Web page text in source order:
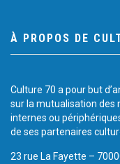
À PROPOS DE
Culture 70 a pour but
sur la mutualisation des
internes ou
de ses partenaires
23 rue La Fayette –